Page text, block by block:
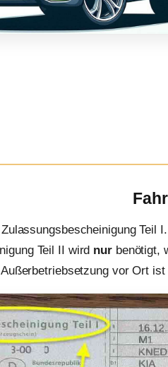
Teil
Teil II wird nurbenötigt,
vor Ort ist